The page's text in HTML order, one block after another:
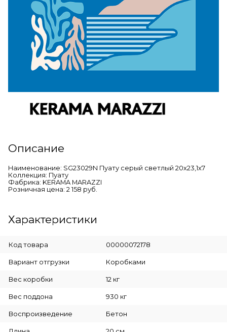
Описание
Наименование: SG23029N Пуату серый светлый 20х23,1х7
Коллекция: Пуату
Фабрика: KERAMA MARAZZI
Розничная цена: 2 158 руб.
Характеристики
Код товара 00000072178
Вариант отгрузки Коробками
Вес коробки 12 кг
Вес поддона 930 кг
Воспроизведение Бетон